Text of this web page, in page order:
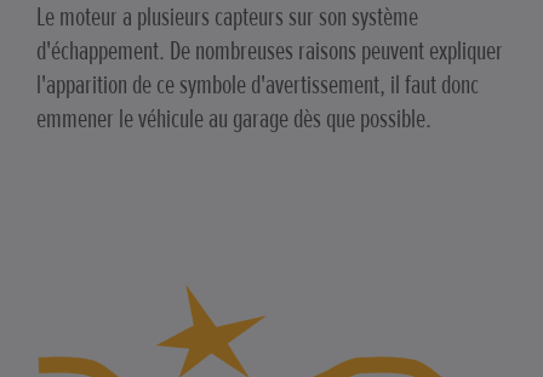
Le moteur a plusieurs capteurs sur son système
d'échappement. De nombreuses raisons peuvent expliquer
l'apparition de ce symbole d'avertissement, il faut donc
emmener le véhicule au garage dès que possible.